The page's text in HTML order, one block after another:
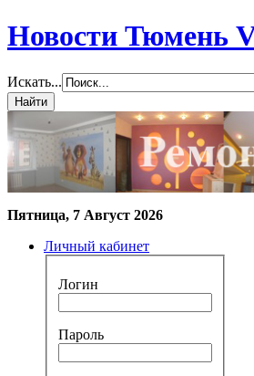
Новости Тюмень
Искать...
Пятница, 7 Август 2026
Личный кабинет
Логин
Пароль